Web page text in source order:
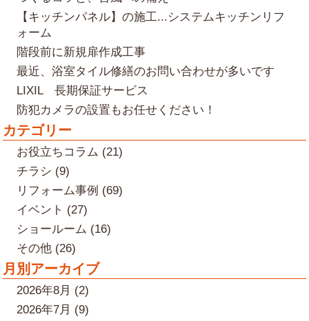
【キッチンパネル】の施工...システムキッチンリフ
ォーム
階段前に新規扉作成工事
最近、浴室タイル修繕のお問い合わせが多いです
LIXIL 長期保証サービス
防犯カメラの設置もお任せください！
カテゴリー
お役立ちコラム (21)
チラシ (9)
リフォーム事例 (69)
イベント (27)
ショールーム (16)
その他 (26)
月別アーカイブ
2026年8月 (2)
2026年7月 (9)